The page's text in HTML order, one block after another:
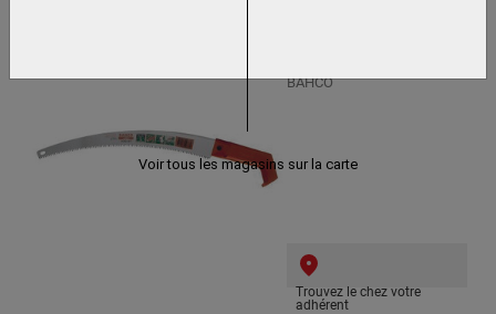
BAHCO
Trouvez le chez votre
adhérent
Voir tous les magasins sur la carte